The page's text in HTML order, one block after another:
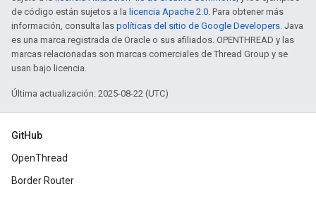
de código están sujetos a la licencia Apache 2.0. Para obtener más
información, consulta las políticas del sitio de Google Developers. Java
es una marca registrada de Oracle o sus afiliados. OPENTHREAD y las
marcas relacionadas son marcas comerciales de Thread Group y se
usan bajo licencia.
Última actualización: 2025-08-22 (UTC)
GitHub
OpenThread
Border Router